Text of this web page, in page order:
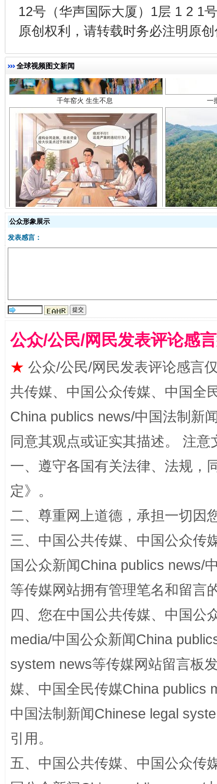
12号（华声国际大厦）1层 1 2 1
原创权利，请转载时务必注明原
全球视频图文新闻
千年窑火 生生不息 一
揭开“小金库”的免责幌子
全民健身五年计划来了！等你上场
阿坝州三大球赛在茂县开幕 规模
国家大学科技园优化重塑工作
公众形象展示
发表感言：
公众/公民/网民发表评论感
★ 公众/公民/网民发表评论感言
共传媒、中国公众传媒、中国全
China publics news/中国法制新
同意其观点或证实其描述。 注
一、遵守各国有关法律、法规，
定》。
二、尊重网上道德，承担一切因
三、中国公共传媒、中国公众传
国公众新闻China publics news/
等传媒网站拥有管理笔名和留言
四、您在中国公共传媒、中国公
media/中国公众新闻China
system news等传媒网站留言板
媒、中国全民传媒China publics
中国法制新闻Chinese legal
引用。
五、中国公共传媒、中国公众传